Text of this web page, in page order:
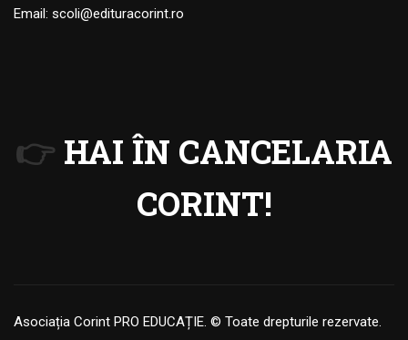
Email: scoli@edituracorint.ro
👉 HAI ÎN CANCELARIA
CORINT!
Asociația Corint PRO EDUCAȚIE. © Toate drepturile rezervate.